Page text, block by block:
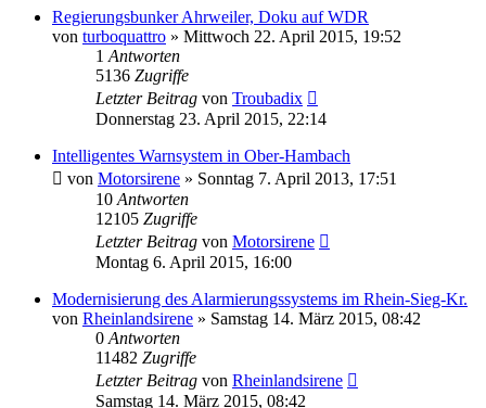
Regierungsbunker Ahrweiler, Doku auf WDR
von turboquattro » Mittwoch 22. April 2015, 19:52
1 Antworten
5136 Zugriffe
Letzter Beitrag von Troubadix
Donnerstag 23. April 2015, 22:14
Intelligentes Warnsystem in Ober-Hambach
von Motorsirene » Sonntag 7. April 2013, 17:51
10 Antworten
12105 Zugriffe
Letzter Beitrag von Motorsirene
Montag 6. April 2015, 16:00
Modernisierung des Alarmierungssystems im Rhein-Sieg-Kr.
von Rheinlandsirene » Samstag 14. März 2015, 08:42
0 Antworten
11482 Zugriffe
Letzter Beitrag von Rheinlandsirene
Samstag 14. März 2015, 08:42